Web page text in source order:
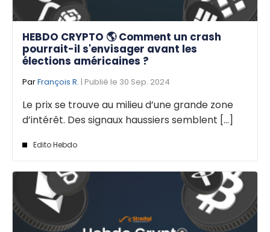
HEBDO CRYPTO 🌎 Comment un crash
pourrait-il s'envisager avant les
élections américaines ?
ParFrançois R. | Publié le 30 Sep. 2024
Le prix se trouve au milieu d’une grande zone
d’intérêt. Des signaux haussiers semblent [...]
Edito Hebdo